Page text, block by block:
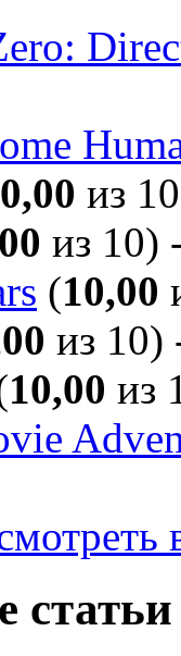
из
из 10)
(10,00
из 10)
10,00 из
статьи